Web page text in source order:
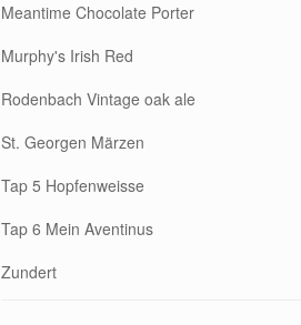
Meantime Chocolate Porter
Murphy's Irish Red
Rodenbach Vintage oak ale
St. Georgen Märzen
Tap 5 Hopfenweisse
Tap 6 Mein Aventinus
Zundert